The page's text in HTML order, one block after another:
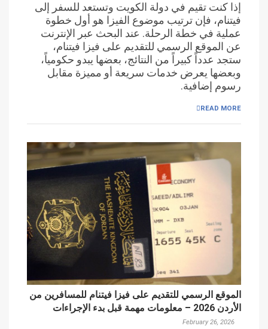
إذا كنت تقيم في دولة الكويت وتستعد للسفر إلى
فيتنام، فإن ترتيب موضوع الفيزا هو أول خطوة
عملية في خطة الرحلة. عند البحث عبر الإنترنت
عن الموقع الرسمي للتقديم على فيزا فيتنام،
ستجد عدداً كبيراً من النتائج، بعضها يبدو حكومياً،
وبعضها يعرض خدمات سريعة أو مميزة مقابل
رسوم إضافية.
READ MORE
الموقع الرسمي للتقديم على فيزا فيتنام للمسافرين من
الأردن 2026 – معلومات مهمة قبل بدء الإجراءات
February 26, 2026